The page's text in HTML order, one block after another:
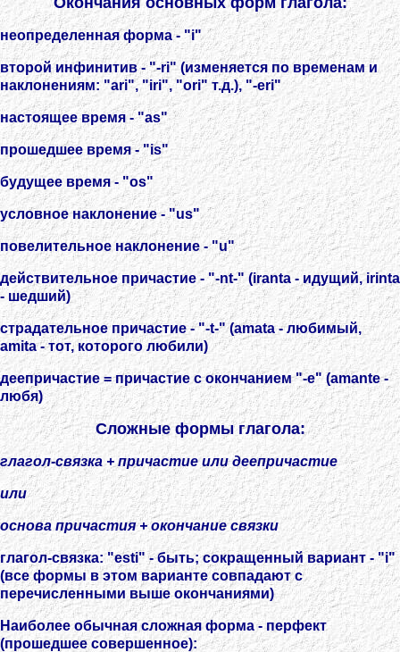
неопределенная форма - "i"
второй инфинитив - "-ri" (изменяется по временам и
наклонениям: "ari", "iri", "ori" т.д.), "-eri"
настоящее время - "as"
прошедшее время - "is"
будущее время - "os"
условное наклонение - "us"
повелительное наклонение - "u"
действительное причастие - "-nt-" (iranta - идущий, irinta
- шедший)
страдательное причастие - "-t-" (amata - любимый,
amita - тот, которого любили)
деепричастие = причастие с окончанием "-e" (amante -
любя)
Сложные формы глагола:
глагол-связка + причастие или деепричастие
или
основа причастия + окончание связки
глагол-связка: "esti" - быть; сокращенный вариант - "i"
(все формы в этом варианте совпадают с
перечисленными выше окончаниями)
Наиболее обычная сложная форма - перфект
(прошедшее совершенное):